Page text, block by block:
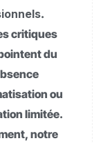
.
critiques
du
ou
limitée.
notre